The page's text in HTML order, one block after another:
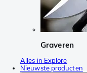
Graveren
Alles in Explore
Nieuwste producten